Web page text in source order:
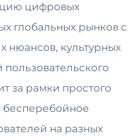
цифровых
глобальных рынков с
нюансов, культурных
за рамки простого
бесперебойное
на разных